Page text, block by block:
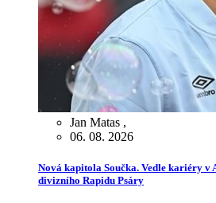
Jan Matas ,
06. 08. 2026
Nová kapitola Součka. Vedle kariéry
divizního Rapidu Psáry